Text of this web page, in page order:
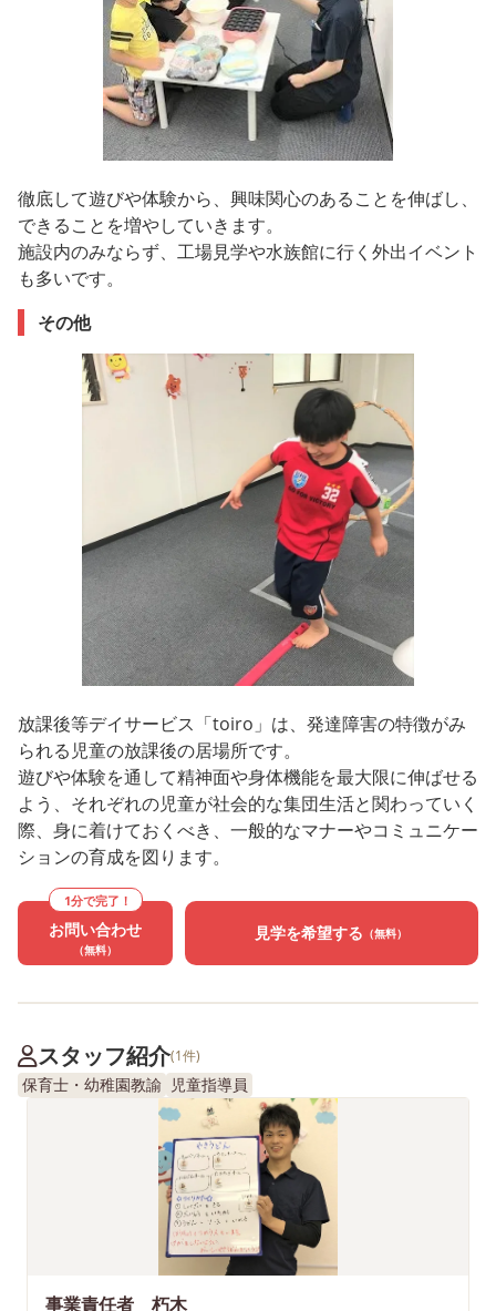
徹底して遊びや体験から、興味関心のあることを伸ばし、
できることを増やしていきます。
施設内のみならず、工場見学や水族館に行く外出イベント
も多いです。
その他
放課後等デイサービス「toiro」は、発達障害の特徴がみ
られる児童の放課後の居場所です。
遊びや体験を通して精神面や身体機能を最大限に伸ばせる
よう、それぞれの児童が社会的な集団生活と関わっていく
際、身に着けておくべき、一般的なマナーやコミュニケー
ションの育成を図ります。
1分で完了！
お問い合わせ
（無料）
見学を希望する （無料）
スタッフ紹介(1件)
保育士・幼稚園教諭 児童指導員
事業責任者 朽木